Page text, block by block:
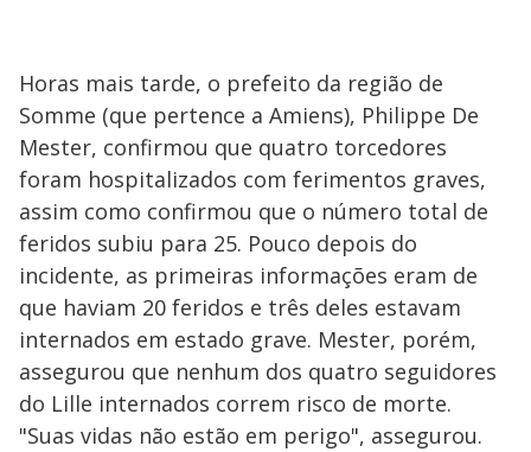
Horas mais tarde, o prefeito da região de
Somme (que pertence a Amiens), Philippe De
Mester, confirmou que quatro torcedores
foram hospitalizados com ferimentos graves,
assim como confirmou que o número total de
feridos subiu para 25. Pouco depois do
incidente, as primeiras informações eram de
que haviam 20 feridos e três deles estavam
internados em estado grave. Mester, porém,
assegurou que nenhum dos quatro seguidores
do Lille internados correm risco de morte.
"Suas vidas não estão em perigo", assegurou.